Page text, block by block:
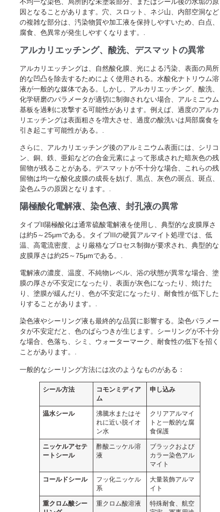
不均一な染色、局所的な未塗装部分、またはシール後の水垢の原
因となることがあります。穴、スロット、ネジ山、内部空洞など
の複雑な部分は、汚染物質や加工液を保持しやすいため、白点、
腐食、色異常が発生しやすくなります。.
アルカリエッチング、酸洗、デスマットの異常
アルカリエッチングは、自然酸化膜、光による汚染、表面の局所
的な凹凸を除去するためによく使用される。水酸化ナトリウム溶
液が一般的な媒体である。しかし、アルカリエッチング、酸洗、
化学研磨のパラメータが適切に制御されない場合、アルミニウム
基板を過剰に攻撃する可能性があります。例えば、過度のアルカ
リエッチングは表面粗さを増大させ、過度の酸洗いは局部腐食を
引き起こす可能性がある。.
さらに、アルカリエッチング後のアルミニウム表面には、シリコ
ン、銅、鉄、亜鉛などの合金元素によって形成された暗灰色の残
留物が残ることがある。デスマットが不十分な場合、これらの残
留物は均一な酸化皮膜の成長を妨げ、黒点、灰色の斑点、斑点、
染色ムラの原因となります。.
陽極酸化電解液、染色液、封孔液の異常
タイプII陽極酸化は通常硫酸電解液を使用し、典型的な皮膜厚さ
は約5～25μmである。タイプIIIの硬質アルマイト処理では、低
温、高電流密度、より厳格なプロセス制御が要求され、典型的な
皮膜厚さは約25～75μmである。.
電解液の濃度、温度、不純物レベル、浴の状態が異常な場合、塗
膜の厚さが不安定になったり、表面が灰色になったり、焼けた
り、塗膜が緩んだり、色が不安定になったり、耐食性が低下した
りすることがあります。.
染色液やシーリング液も最終的な品質に影響する。染色パラメー
タが不安定だと、色のばらつきが生じます。シーリングが不十分
な場合、色落ち、シミ、ウォーターマーク、耐食性の低下を招く
ことがあります。.
一般的なシーリング方法には次のようなものがある：
シール方法
コモンミディア
ム
申し込み
温水シール
沸騰水またはそ
れに近い脱イオ
ン水
クリアアルマイ
トと一般的な腐
食保護
ニッケルアセテ
ートシール
酢酸ニッケル溶
液
ブラックおよび
カラー染色アル
マイト
コールドシール
フッ化ニッケル
系
大量装飾アルマ
イト
重クロム酸シー
重クロム酸溶液
特殊耐食、航空